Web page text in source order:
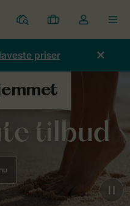
Parker
Mine
bookinger
Toggle
the
priser
tilbud